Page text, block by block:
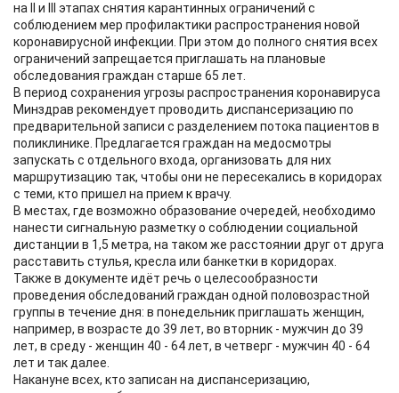
на II и III этапах снятия карантинных ограничений с
соблюдением мер профилактики распространения новой
коронавирусной инфекции. При этом до полного снятия всех
ограничений запрещается приглашать на плановые
обследования граждан старше 65 лет.
В период сохранения угрозы распространения коронавируса
Минздрав рекомендует проводить диспансеризацию по
предварительной записи с разделением потока пациентов в
поликлинике. Предлагается граждан на медосмотры
запускать с отдельного входа, организовать для них
маршрутизацию так, чтобы они не пересекались в коридорах
с теми, кто пришел на прием к врачу.
В местах, где возможно образование очередей, необходимо
нанести сигнальную разметку о соблюдении социальной
дистанции в 1,5 метра, на таком же расстоянии друг от друга
расставить стулья, кресла или банкетки в коридорах.
Также в документе идёт речь о целесообразности
проведения обследований граждан одной половозрастной
группы в течение дня: в понедельник приглашать женщин,
например, в возрасте до 39 лет, во вторник - мужчин до 39
лет, в среду - женщин 40 - 64 лет, в четверг - мужчин 40 - 64
лет и так далее.
Накануне всех, кто записан на диспансеризацию,